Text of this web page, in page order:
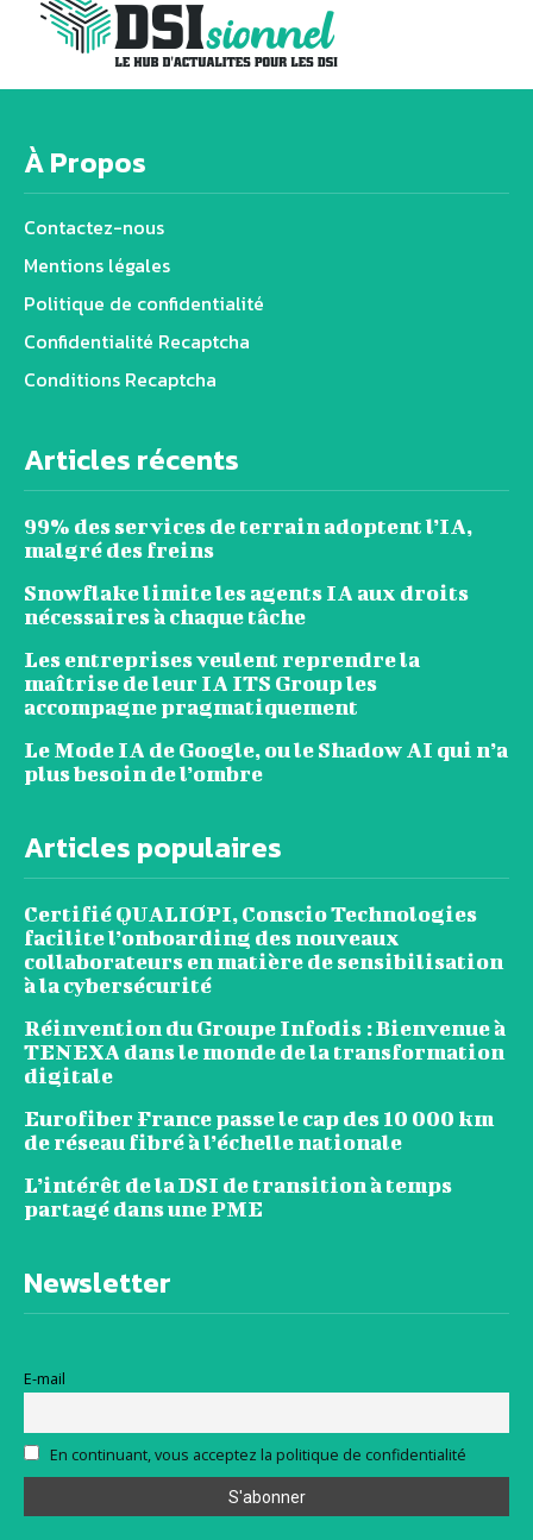
À Propos
Contactez-nous
Mentions légales
Politique de confidentialité
Confidentialité Recaptcha
Conditions Recaptcha
Articles récents
99% des services de terrain adoptent l’IA,
malgré des freins
Snowflake limite les agents IA aux droits
nécessaires à chaque tâche
Les entreprises veulent reprendre la
maîtrise de leur IA ITS Group les
accompagne pragmatiquement
Le Mode IA de Google, ou le Shadow AI qui n’a
plus besoin de l’ombre
Articles populaires
Certifié QUALIOPI, Conscio Technologies
facilite l’onboarding des nouveaux
collaborateurs en matière de sensibilisation
à la cybersécurité
Réinvention du Groupe Infodis : Bienvenue à
TENEXA dans le monde de la transformation
digitale
Eurofiber France passe le cap des 10 000 km
de réseau fibré à l’échelle nationale
L’intérêt de la DSI de transition à temps
partagé dans une PME
Newsletter
E-mail
En continuant, vous acceptez la politique de confidentialité